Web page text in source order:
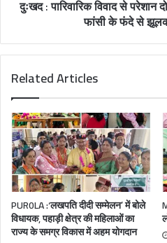
दुःखद : पारिवारिक विवाद से परेशान
फांसी के फंदे से
Related Articles
PUR0LA :‘लखपति दीदी सम्मेलन’ में बोले
विधायक, पहाड़ी क्षेत्र की महिलाओं का
राज्य के समग्र विकास में अहम योगदान